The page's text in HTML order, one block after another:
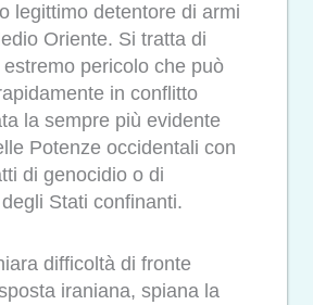
legittimo detentore di armi
Oriente. Si tratta di
pericolo che può
in conflitto
la sempre più evidente
Potenze occidentali con
di genocidio o di
Stati confinanti.
difficoltà di fronte
iraniana, spiana la